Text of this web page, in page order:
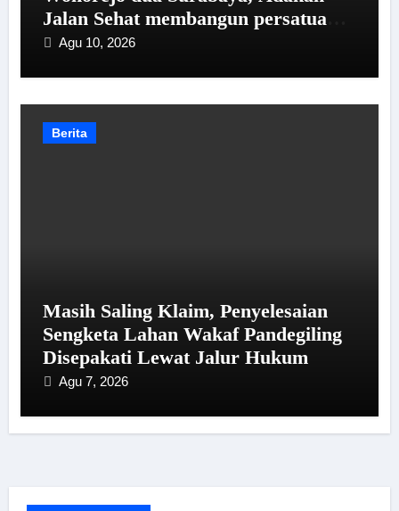
Jalan Sehat membangun persatuan
dan kesatuan warga
Agu 10, 2026
Berita
Masih Saling Klaim, Penyelesaian
Sengketa Lahan Wakaf Pandegiling
Disepakati Lewat Jalur Hukum
Agu 7, 2026